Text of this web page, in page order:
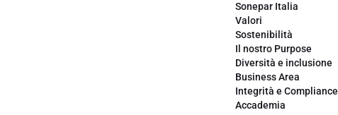
Sonepar Italia
Valori
Sostenibilità
Il nostro Purpose
Diversità e inclusione
Business Area
Integrità e Compliance
Accademia